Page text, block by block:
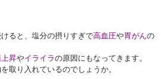
ると、塩分の摂りすぎで高血圧や胃がんの
昇やイライラの原因にもなってきます。
取り入れているのでしょうか。